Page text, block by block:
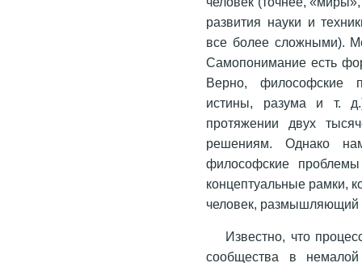
развития науки и
все более сложными).
Самопонимание есть
Верно, философские
истины, разума и т.
протяжении двух
решениям. Однако
философские
концептуальные рамки,
человек, размышляющий
Известно, что
сообщества в